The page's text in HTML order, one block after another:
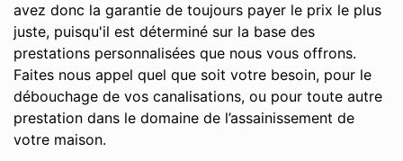
avez donc la garantie de toujours payer le prix le plus
juste, puisqu'il est déterminé sur la base des
prestations personnalisées que nous vous offrons.
Faites nous appel quel que soit votre besoin, pour le
débouchage de vos canalisations, ou pour toute autre
prestation dans le domaine de l’assainissement de
votre maison.